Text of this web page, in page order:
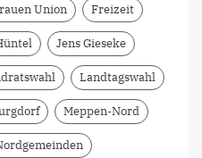
Union Freizeit
Jens Gieseke
Landtagswahl
Meppen-Nord